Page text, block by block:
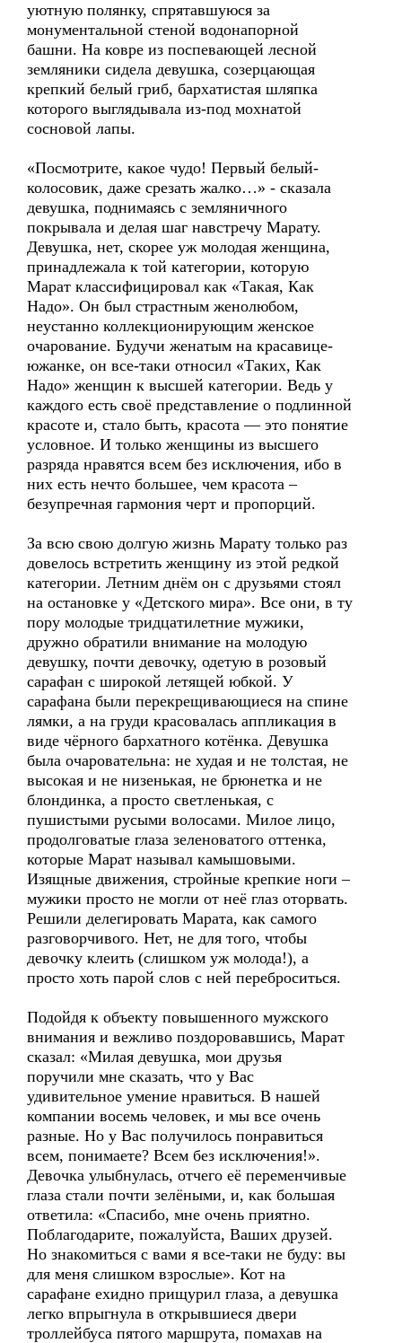
уютную полянку, спрятавшуюся за
монументальной стеной водонапорной
башни. На ковре из поспевающей лесной
земляники сидела девушка, созерцающая
крепкий белый гриб, бархатистая шляпка
которого выглядывала из-под мохнатой
сосновой лапы.
«Посмотрите, какое чудо! Первый белый-
колосовик, даже срезать жалко…» - сказала
девушка, поднимаясь с земляничного
покрывала и делая шаг навстречу Марату.
Девушка, нет, скорее уж молодая женщина,
принадлежала к той категории, которую
Марат классифицировал как «Такая, Как
Надо». Он был страстным женолюбом,
неустанно коллекционирующим женское
очарование. Будучи женатым на красавице-
южанке, он все-таки относил «Таких, Как
Надо» женщин к высшей категории. Ведь у
каждого есть своё представление о подлинной
красоте и, стало быть, красота — это понятие
условное. И только женщины из высшего
разряда нравятся всем без исключения, ибо в
них есть нечто большее, чем красота –
безупречная гармония черт и пропорций.
За всю свою долгую жизнь Марату только раз
довелось встретить женщину из этой редкой
категории. Летним днём он с друзьями стоял
на остановке у «Детского мира». Все они, в ту
пору молодые тридцатилетние мужики,
дружно обратили внимание на молодую
девушку, почти девочку, одетую в розовый
сарафан с широкой летящей юбкой. У
сарафана были перекрещивающиеся на спине
лямки, а на груди красовалась аппликация в
виде чёрного бархатного котёнка. Девушка
была очаровательна: не худая и не толстая, не
высокая и не низенькая, не брюнетка и не
блондинка, а просто светленькая, с
пушистыми русыми волосами. Милое лицо,
продолговатые глаза зеленоватого оттенка,
которые Марат называл камышовыми.
Изящные движения, стройные крепкие ноги –
мужики просто не могли от неё глаз оторвать.
Решили делегировать Марата, как самого
разговорчивого. Нет, не для того, чтобы
девочку клеить (слишком уж молода!), а
просто хоть парой слов с ней переброситься.
Подойдя к объекту повышенного мужского
внимания и вежливо поздоровавшись, Марат
сказал: «Милая девушка, мои друзья
поручили мне сказать, что у Вас
удивительное умение нравиться. В нашей
компании восемь человек, и мы все очень
разные. Но у Вас получилось понравиться
всем, понимаете? Всем без исключения!».
Девочка улыбнулась, отчего её переменчивые
глаза стали почти зелёными, и, как большая
ответила: «Спасибо, мне очень приятно.
Поблагодарите, пожалуйста, Ваших друзей.
Но знакомиться с вами я все-таки не буду: вы
для меня слишком взрослые». Кот на
сарафане ехидно прищурил глаза, а девушка
легко впрыгнула в открывшиеся двери
троллейбуса пятого маршрута, помахав на